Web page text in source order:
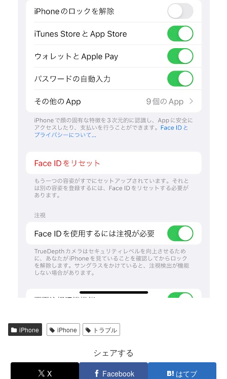
iPhone iPhone トラブル
シェアする
X Facebook はてブ